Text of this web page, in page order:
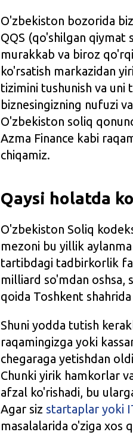
O'zbekiston bozorida
QQS (qo'shilgan qiymat
murakkab va biroz
ko'rsatish markazidan
tizimini tushunish va
biznesingizning nufuzi
O'zbekiston soliq
Azma Finance kabi
chiqamiz.
Qaysi holatda
O'zbekiston Soliq
mezoni bu yillik
tartibdagi tadbirkorlik
milliard so'mdan oshsa,
qoida Toshkent
Shuni yodda tutish
raqamingizga yoki
chegaraga yetishdan
Chunki yirik hamkorlar
afzal ko'rishadi, bu
Agar siz startaplar yoki
masalalarida o'ziga xos